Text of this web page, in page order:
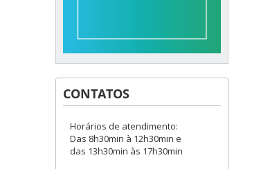
CONTATOS
Horários de atendimento:
Das 8h30min à 12h30min e
das 13h30min às 17h30min